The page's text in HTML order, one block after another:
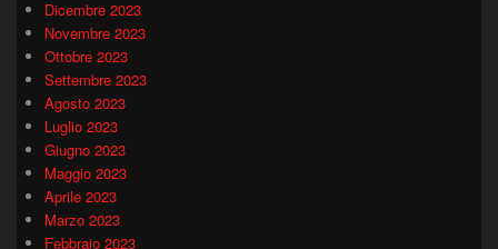
Dicembre 2023
Novembre 2023
Ottobre 2023
Settembre 2023
Agosto 2023
Luglio 2023
Giugno 2023
Maggio 2023
Aprile 2023
Marzo 2023
Febbraio 2023